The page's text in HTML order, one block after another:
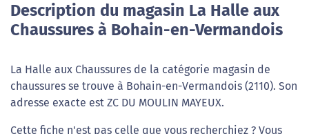
Description du magasin La Halle aux
Chaussures à Bohain-en-Vermandois
La Halle aux Chaussures de la catégorie magasin de
chaussures se trouve à Bohain-en-Vermandois (2110). Son
adresse exacte est ZC DU MOULIN MAYEUX.
Cette fiche n'est pas celle que vous recherchiez ? Vous